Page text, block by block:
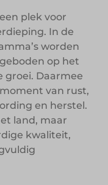
plek voor
In de
worden
op het
groei. Daarmee
van rust,
en herstel.
land, maar
kwaliteit,